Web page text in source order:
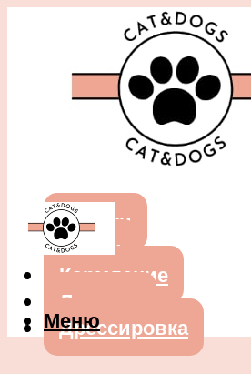
Собаки
Кошки
Кормление
Лечение
Дрессировка
Меню